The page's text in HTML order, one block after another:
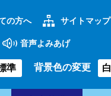
の方へ サイトマップ
音声よみあげ
準 背景色の変更 白